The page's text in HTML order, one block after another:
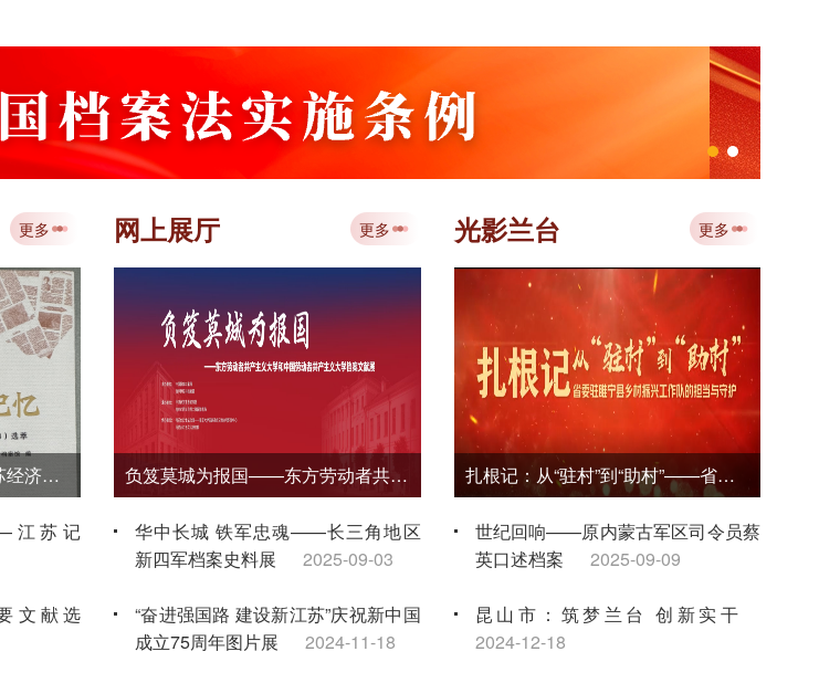
点档案工作培训会顺利举办
2026-07-16
江苏省档案学会获评2026年度全国社科联
先进社会组织
2026-07-16
讲大赛金牌
2026-07-10
“典藏时代丹青 赓续文脉华章——江苏省中
国画学会档案文献与作品移交展”在省档案
馆开展
2026-07-09
新就业群体子女暑期生活
2026-08-03
“泰有感”实境思政课堂：让青少年在档案中
触摸家乡发展脉搏
专题培训 赋能档案事业数智化转型
2026-08-03
更多
《嘱托·奋进·记忆——＜江苏经济报·江苏档案＞专版（2013—2023）选萃》
江苏记
文献选
网上展厅 更多
负笈莫城为报国——东方劳动者共产主义大学和中国劳动者共产主义大学档案文献展
华中长城 铁军忠魂——长三角地区
新四军档案史料展
2025-09-03
“奋进强国路 建设新江苏”庆祝新中国
成立75周年图片展
2024-11-18
光影兰台 更多
扎根记：从“驻村”到“助村”——省委驻睢宁县乡村振兴工作队的担当与守护
世纪回响——原内蒙古军区司令员蔡
英口述档案
2025-09-09
昆山市：筑梦兰台 创新实干
2024-12-18